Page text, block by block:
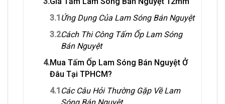
3.1Ứng Dụng Của Lam Sóng Bán Nguyệt
3.2Cách Thi Công Tấm Ốp Lam Sóng
Bán Nguyệt
4.Mua Tấm Ốp Lam Sóng Bán Nguyệt Ở
Đâu Tại TPHCM?
4.1 Các Câu Hỏi Thường Gặp Về Lam
Sóng Bán Nguyệt